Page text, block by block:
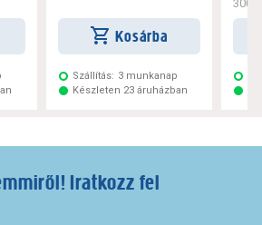
Kosárba
Szállítás: 3 munkanap
Készleten 23 áruházban
300
Iratkozz fel